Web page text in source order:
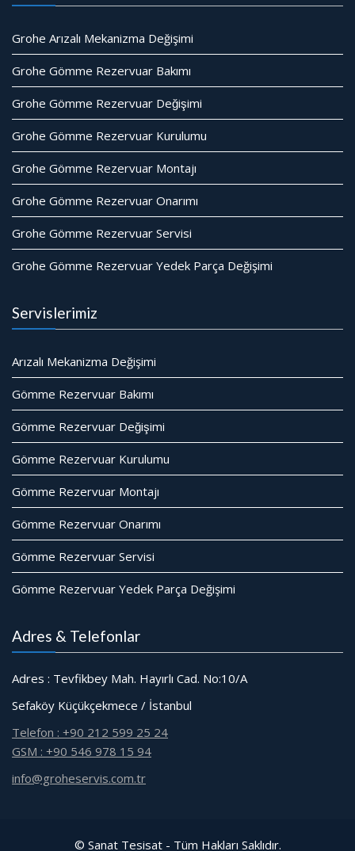
Grohe Arızalı Mekanizma Değişimi
Grohe Gömme Rezervuar Bakımı
Grohe Gömme Rezervuar Değişimi
Grohe Gömme Rezervuar Kurulumu
Grohe Gömme Rezervuar Montajı
Grohe Gömme Rezervuar Onarımı
Grohe Gömme Rezervuar Servisi
Grohe Gömme Rezervuar Yedek Parça Değişimi
Servislerimiz
Arızalı Mekanizma Değişimi
Gömme Rezervuar Bakımı
Gömme Rezervuar Değişimi
Gömme Rezervuar Kurulumu
Gömme Rezervuar Montajı
Gömme Rezervuar Onarımı
Gömme Rezervuar Servisi
Gömme Rezervuar Yedek Parça Değişimi
Adres & Telefonlar
Adres : Tevfikbey Mah. Hayırlı Cad. No:10/A
Sefaköy Küçükçekmece / İstanbul
Telefon : +90 212 599 25 24
GSM : +90 546 978 15 94
info@groheservis.com.tr
© Sanat Tesisat - Tüm Hakları Saklıdır.